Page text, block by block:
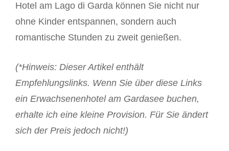
Hotel am Lago di Garda können Sie nicht nur
ohne Kinder entspannen, sondern auch
romantische Stunden zu zweit genießen.
(*Hinweis: Dieser Artikel enthält
Empfehlungslinks. Wenn Sie über diese Links
ein Erwachsenenhotel am Gardasee buchen,
erhalte ich eine kleine Provision. Für Sie ändert
sich der Preis jedoch nicht!)